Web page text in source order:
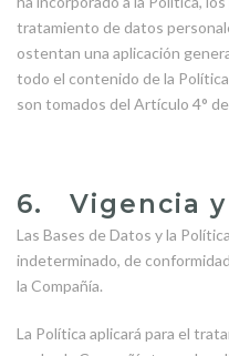
tratamiento de datos
ostentan una aplicación
todo el contenido de la
son tomados del Artículo 4°
6. Vigencia
Las Bases de Datos y la
indeterminado, de
la Compañía.
La Política aplicará para el